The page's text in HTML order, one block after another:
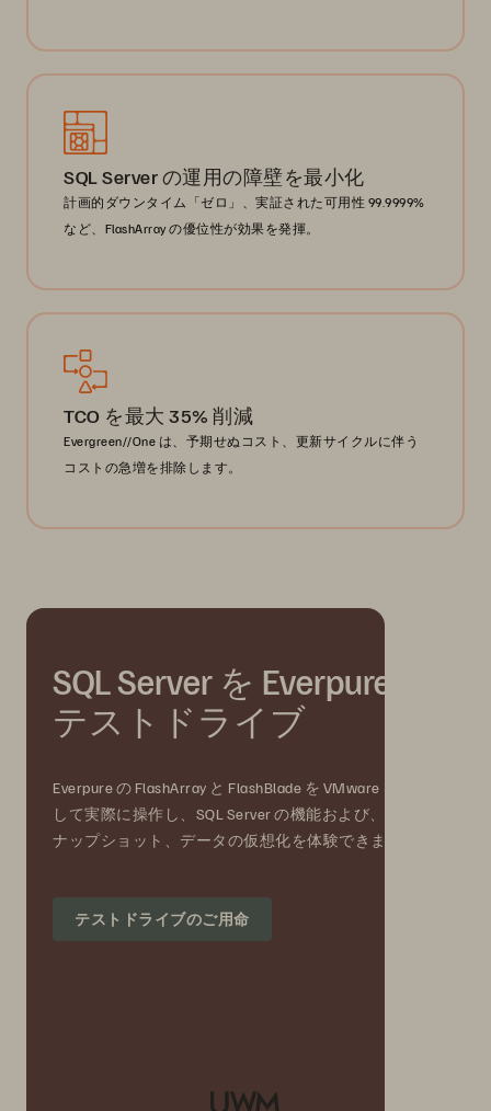
SQL Server の運用の障壁を最小化
計画的ダウンタイム「ゼロ」、実証された可用性 99.9999%
など、FlashArray の優位性が効果を発揮。
TCO を最大 35% 削減
Evergreen//One は、予期せぬコスト、更新サイクルに伴う
コストの急増を排除します。
SQL Server を Everpure で
テストドライブ
Everpure の FlashArray と FlashBlade を VMware を使用
して実際に操作し、SQL Server の機能および、S3、ス
ナップショット、データの仮想化を体験できます。
テストドライブのご用命